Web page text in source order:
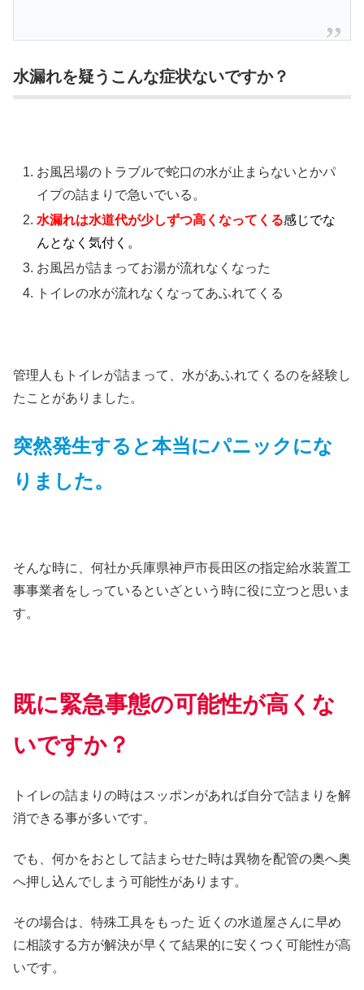
水漏れを疑うこんな症状ないですか？
お風呂場のトラブルで蛇口の水が止まらないとかパ
イプの詰まりで急いでいる。
水漏れは水道代が少しずつ高くなってくる感じでな
んとなく気付く。
お風呂が詰まってお湯が流れなくなった
トイレの水が流れなくなってあふれてくる
管理人もトイレが詰まって、水があふれてくるのを経験し
たことがありました。
突然発生すると本当にパニックにな
りました。
そんな時に、何社か兵庫県神戸市長田区の指定給水装置工
事事業者をしっているといざという時に役に立つと思いま
す。
既に緊急事態の可能性が高くな
いですか？
トイレの詰まりの時はスッポンがあれば自分で詰まりを解
消できる事が多いです。
でも、何かをおとして詰まらせた時は異物を配管の奥へ奥
へ押し込んでしまう可能性があります。
その場合は、特殊工具をもった 近くの水道屋さんに早め
に相談する方が解決が早くて結果的に安くつく可能性が高
いです。